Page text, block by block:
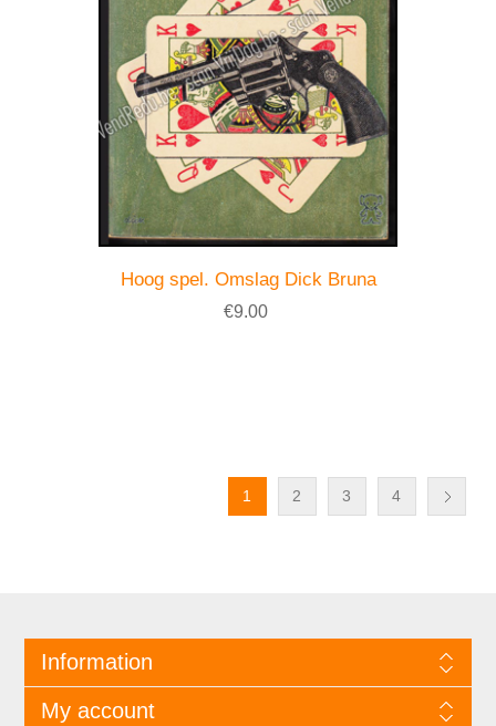
Hoog spel. Omslag Dick Bruna
€9.00
1 2 3 4
Information
My account